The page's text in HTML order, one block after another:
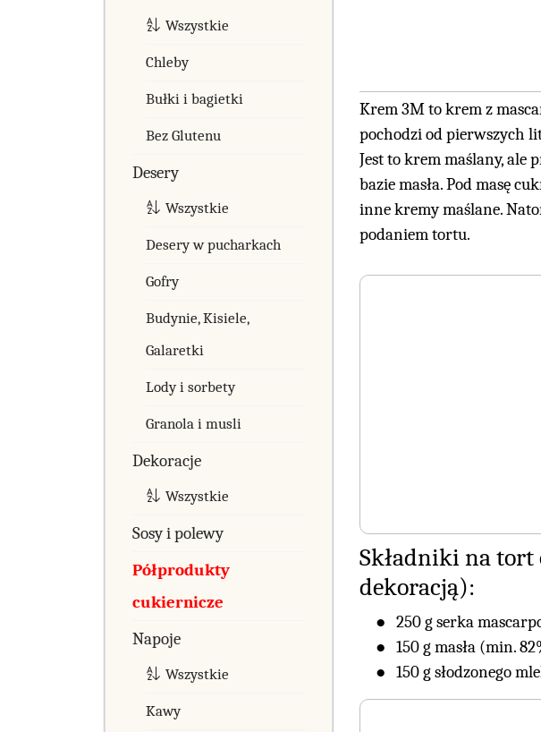
Wszystkie
Chleby
Bułki i bagietki
Bez Glutenu
Desery
Wszystkie
Desery w pucharkach
Gofry
Budynie, Kisiele,
Galaretki
Lody i sorbety
Granola i musli
Dekoracje
Wszystkie
Sosy i polewy
Półprodukty
cukiernicze
Napoje
Wszystkie
Kawy
Krem 3M to krem z
pochodzi od pierwszych
Jest to krem maślany, ale
bazie masła. Pod masę
inne kremy maślane.
podaniem tortu.
Składniki na tort
dekoracją):
250 g serka
150 g masła (min.
150 g słodzonego